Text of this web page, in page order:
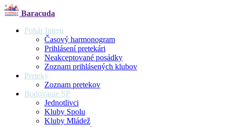
Baracuda
Pohár Interu
Časový harmonogram
Prihlásení pretekári
Neakceptované posádky
Zoznam prihlásených klubov
Preteky
Zoznam pretekov
Bodovanie SP
Jednotlivci
Kluby Spolu
Kluby Mládež